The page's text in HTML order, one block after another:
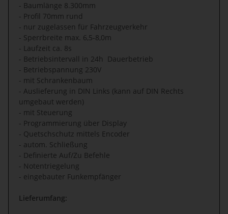
- Baumlänge 8.300mm
- Profil 70mm rund
- nur zugelassen für Fahrzeugverkehr
- Sperrbreite max. 6,5-8,0m
- Laufzeit ca. 8s
- Betriebsintervall in 24h Dauerbetrieb
- Betriebspannung 230V
- mit Schrankenbaum
- Auslieferung in DIN Links (kann auf DIN Rechts
umgebaut werden)
- mit Steuerung
- Programmierung über Display
- Quetschschutz mittels Encoder
- autom. Schließung
- Definierte Auf/Zu Befehle
- Notentriegelung
- eingebauter Funkempfänger
Lieferumfang: